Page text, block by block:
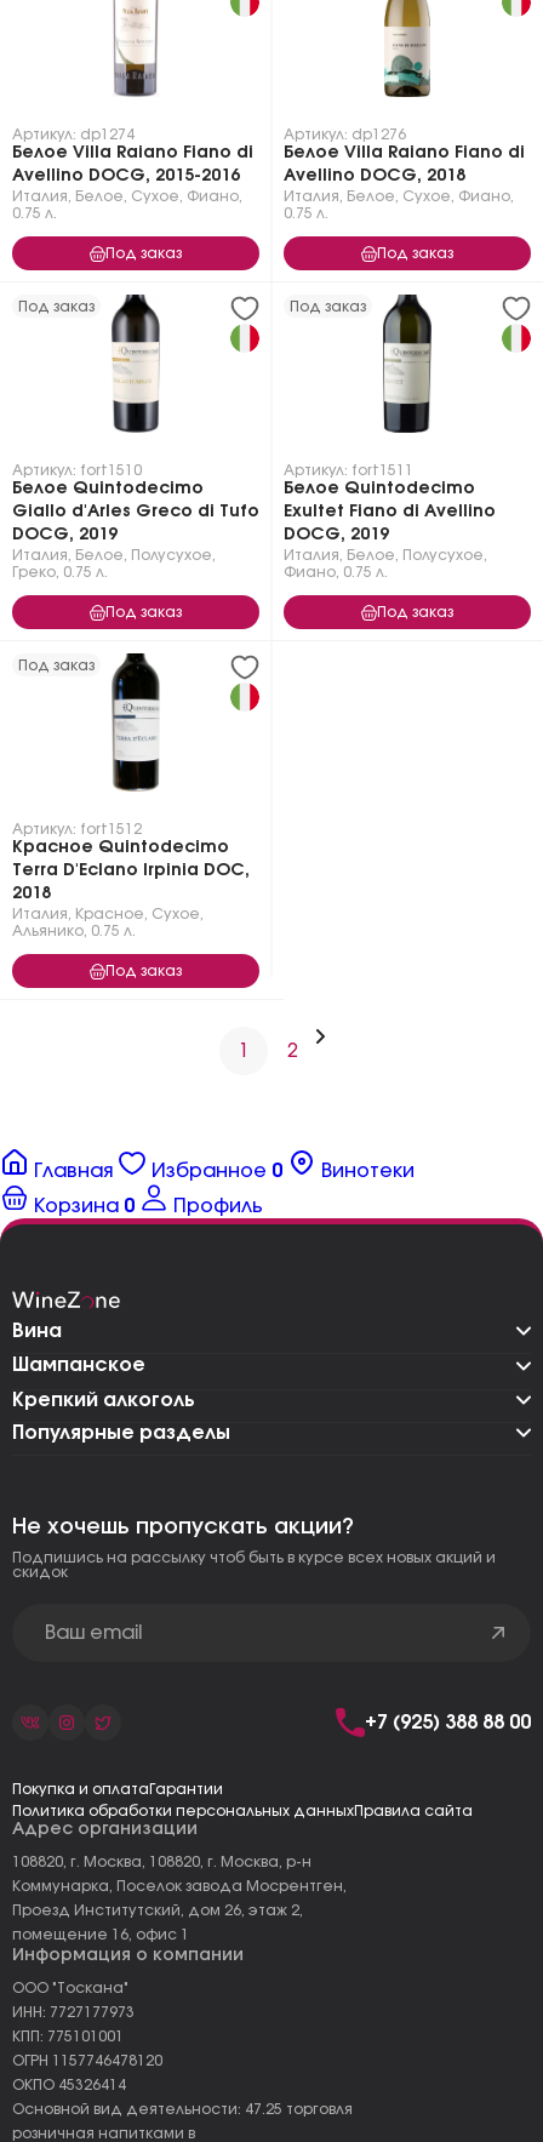
Артикул: dp1274
Белое Villa Raiano Fiano di
Avellino DOCG, 2015-2016
Италия Белое Сухое Фиано
0.75 л.
Под заказ
Артикул: dp1276
Белое Villa Raiano Fiano di
Avellino DOCG, 2018
Италия Белое Сухое Фиано
0.75 л.
Под заказ
Под заказ
Артикул: fort1510
Белое Quintodecimo
Giallo d'Arles Greco di Tufo
DOCG, 2019
Италия Белое Полусухое
Греко 0.75 л.
Под заказ
Под заказ
Артикул: fort1511
Белое Quintodecimo
Exultet Fiano di Avellino
DOCG, 2019
Италия Белое Полусухое
Фиано 0.75 л.
Под заказ
Под заказ
Артикул: fort1512
Красное Quintodecimo
Terra D'Eclano Irpinia DOC,
2018
Италия Красное Сухое
Альянико 0.75 л.
Под заказ
1 2
Главная Избранное 0
Винотеки
Корзина 0 Профиль
Вина
Шампанское
Крепкий алкоголь
Популярные разделы
Адрес организации
108820, г. Москва, 108820, г. Москва, р-н
Коммунарка, Поселок завода Мосрентген,
Проезд Институтский, дом 26, этаж 2,
помещение 16, офис 1
Информация о компании
ООО "Тоскана"
ИНН: 7727177973
КПП: 775101001
ОГРН 1157746478120
ОКПО 45326414
Основной вид деятельности: 47.25 торговля
розничная напитками в
Не хочешь пропускать акции?
Подпишись на рассылку чтоб быть в курсе всех новых акций и
скидок
+7 (925) 388 88 00
Покупка и оплата Гарантии
Политика обработки персональных данныхПравила сайта